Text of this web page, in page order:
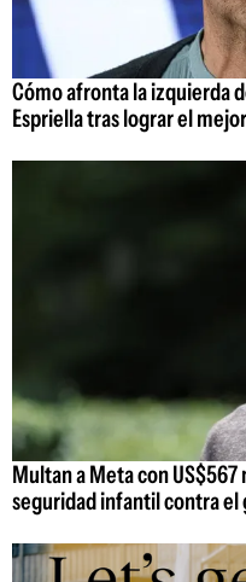
Cómo afronta la izquierda
Espriella tras lograr el
Multan a Meta con
seguridad infantil contra el